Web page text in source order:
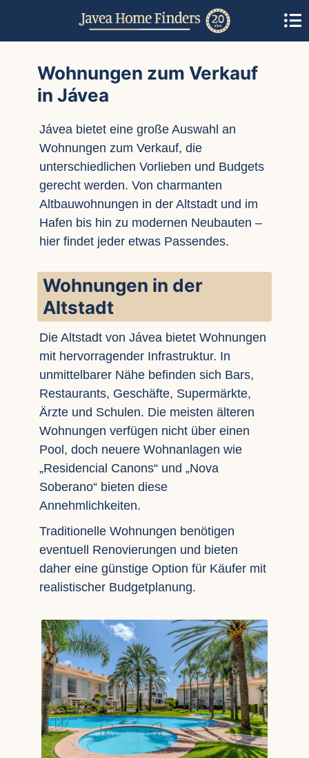
Wohnungen zum Verkauf
in Jávea
Jávea bietet eine große Auswahl an
Wohnungen zum Verkauf, die
unterschiedlichen Vorlieben und Budgets
gerecht werden. Von charmanten
Altbauwohnungen in der Altstadt und im
Hafen bis hin zu modernen Neubauten –
hier findet jeder etwas Passendes.
Wohnungen in der
Altstadt
Die Altstadt von Jávea bietet Wohnungen
mit hervorragender Infrastruktur. In
unmittelbarer Nähe befinden sich Bars,
Restaurants, Geschäfte, Supermärkte,
Ärzte und Schulen. Die meisten älteren
Wohnungen verfügen nicht über einen
Pool, doch neuere Wohnanlagen wie
„Residencial Canons“ und „Nova
Soberano“ bieten diese
Annehmlichkeiten.
Traditionelle Wohnungen benötigen
eventuell Renovierungen und bieten
daher eine günstige Option für Käufer mit
realistischer Budgetplanung.